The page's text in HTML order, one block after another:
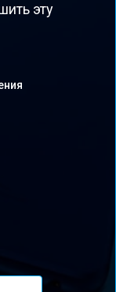
эту